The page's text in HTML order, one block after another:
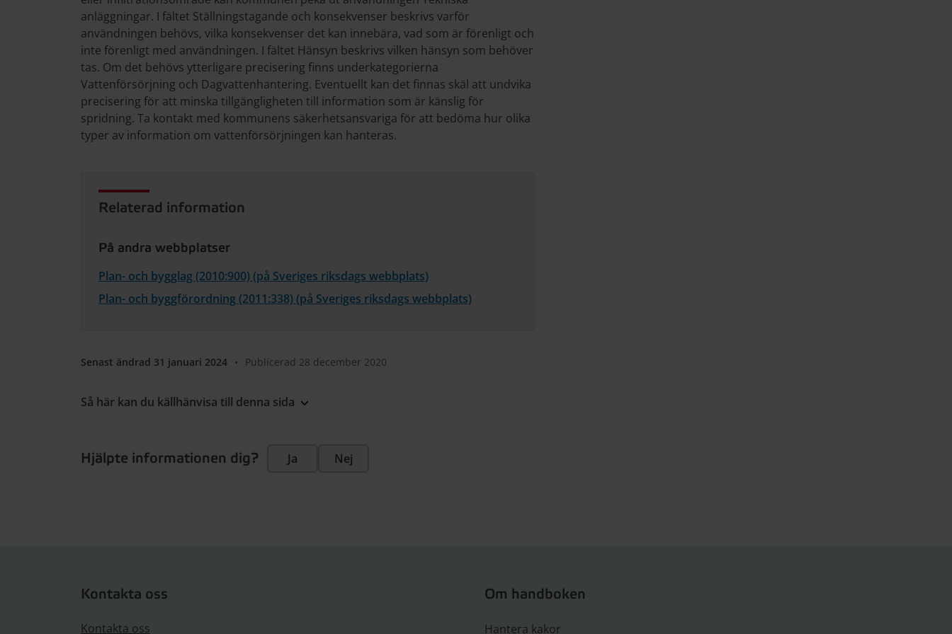
anläggningar. I fältet Ställningstagande och konsekvenser beskrivs varför
användningen behövs, vilka konsekvenser det kan innebära, vad som är förenligt och
inte förenligt med användningen. I fältet Hänsyn beskrivs vilken hänsyn som behöver
tas. Om det behövs ytterligare precisering finns underkategorierna
Vattenförsörjning och Dagvattenhantering. Eventuellt kan det finnas skäl att undvika
precisering för att minska tillgängligheten till information som är känslig för
spridning. Ta kontakt med kommunens säkerhetsansvariga för att bedöma hur olika
typer av information om vattenförsörjningen kan hanteras.
Relaterad information
På andra webbplatser
Plan- och bygglag (2010:900) (på Sveriges riksdags webbplats)
Plan- och byggförordning (2011:338) (på Sveriges riksdags webbplats)
Senast ändrad 31 januari 2024 • Publicerad 28 december 2020
Så här kan du källhänvisa till denna sida
Hjälpte informationen dig? Ja Nej
Kontakta oss
Kontakta oss
Om handboken
Hantera kakor